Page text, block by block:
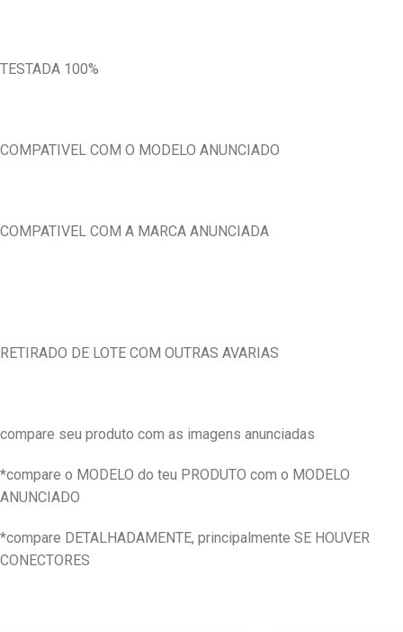
TESTADA 100%
COMPATIVEL COM O MODELO ANUNCIADO
COMPATIVEL COM A MARCA ANUNCIADA
RETIRADO DE LOTE COM OUTRAS AVARIAS
compare seu produto com as imagens anunciadas
*compare o MODELO do teu PRODUTO com o MODELO
ANUNCIADO
*compare DETALHADAMENTE, principalmente SE HOUVER
CONECTORES